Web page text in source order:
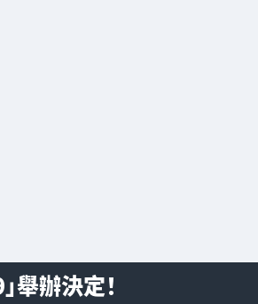
舉辦決定！